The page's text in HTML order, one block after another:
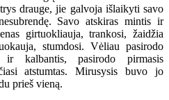
drauge, jie galvoja išlaikyti savo
Savo atskiras mintis ir
girtuokliauja, trankosi, žaidžia
stumdosi. Vėliau pasirodo
ir kalbantis, pasirodo pirmasis
atstumtas. Mirusysis buvo jo
prieš vieną.